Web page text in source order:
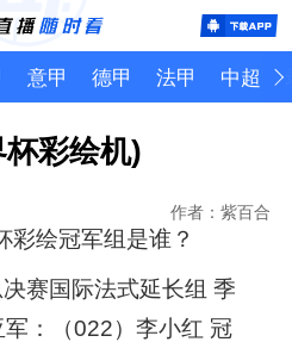
意甲 德甲 法甲 中超
彩绘机)
作者：紫百合
彩绘冠军组是谁？
赛国际法式延长组 季
：（022）李小红 冠